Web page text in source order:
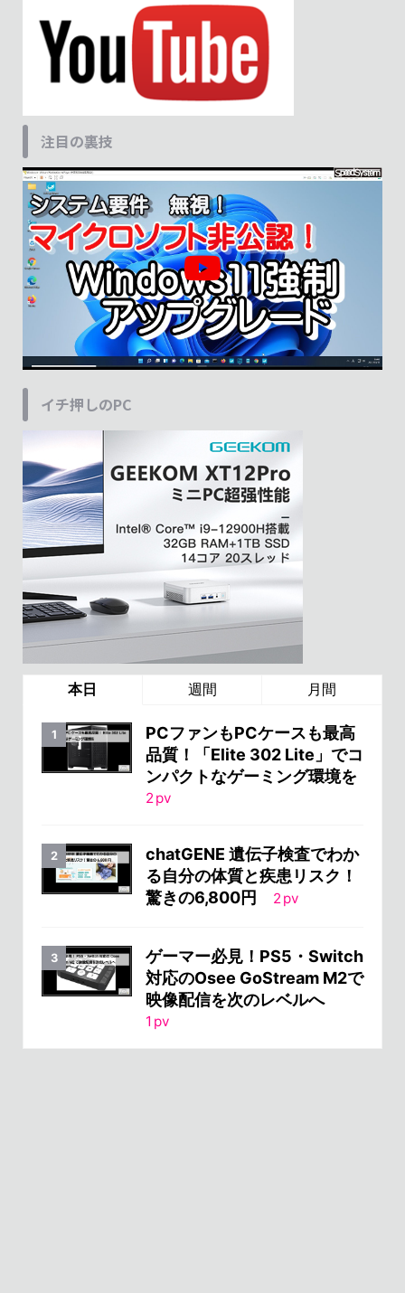
注目の裏技
イチ押しのPC
本日 週間 月間
PCファンもPCケースも最高
品質！「Elite 302 Lite」でコ
ンパクトなゲーミング環境を
2pv
chatGENE 遺伝子検査でわか
る自分の体質と疾患リスク！
驚きの6,800円
2pv
ゲーマー必見！PS5・Switch
対応のOsee GoStream M2で
映像配信を次のレベルへ
1 pv